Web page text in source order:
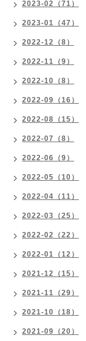
2023-02（71）
2023-01（47）
2022-12（8）
2022-11（9）
2022-10（8）
2022-09（16）
2022-08（15）
2022-07（8）
2022-06（9）
2022-05（10）
2022-04（11）
2022-03（25）
2022-02（22）
2022-01（12）
2021-12（15）
2021-11（29）
2021-10（18）
2021-09（20）